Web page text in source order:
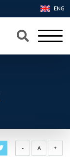
×
×
ENG
- A +